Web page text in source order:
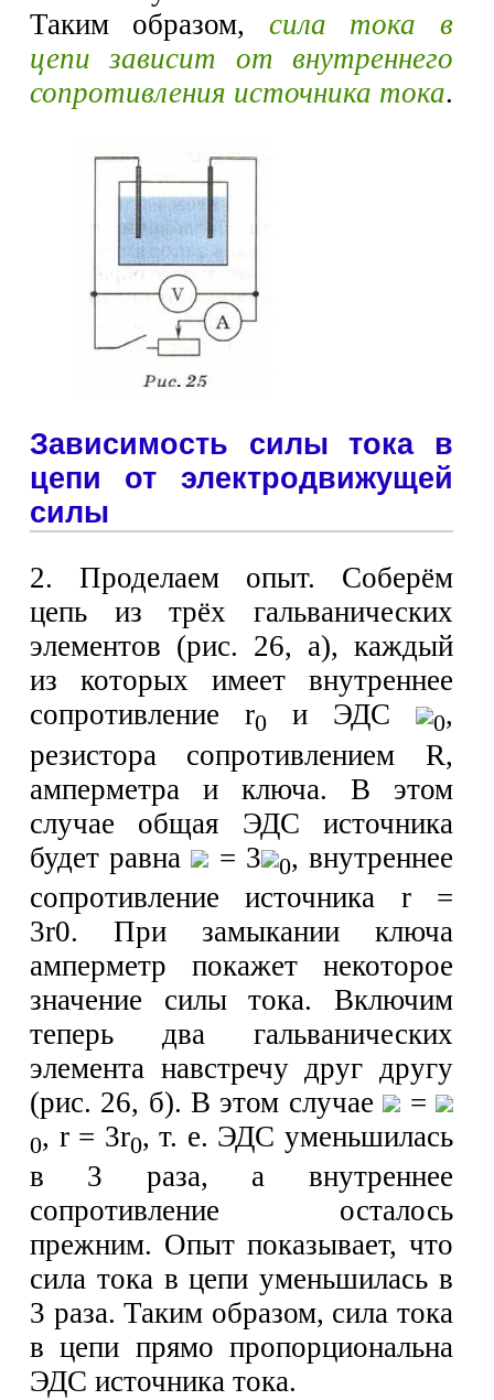
Таким образом, сила тока в
цепи зависит от внутреннего
сопротивления источника тока.
Зависимость силы тока в
цепи от электродвижущей
силы
2. Проделаем опыт. Соберём
цепь из трёх гальванических
элементов (рис. 26, а), каждый
из которых имеет внутреннее
сопротивление r0 и ЭДС 0,
резистора сопротивлением R,
амперметра и ключа. В этом
случае общая ЭДС источника
будет равна
= 3 0, внутреннее
сопротивление источника r =
3r0. При замыкании ключа
амперметр покажет некоторое
значение силы тока. Включим
теперь два гальванических
элемента навстречу друг другу
(рис. 26, б). В этом случае
=
0, r = 3r0, т. е. ЭДС уменьшилась
в 3 раза, а внутреннее
сопротивление осталось
прежним. Опыт показывает, что
сила тока в цепи уменьшилась в
3 раза. Таким образом, сила тока
в цепи прямо пропорциональна
ЭДС источника тока.